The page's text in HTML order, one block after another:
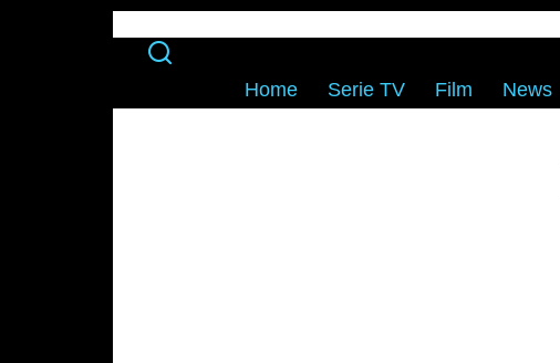
Home Serie TV Film News